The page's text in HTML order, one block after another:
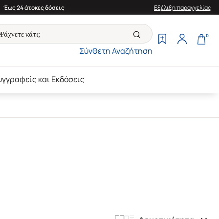
Έως 24 άτοκες δόσεις Εξέλιξη παραγγελίας
Σύνθετη Αναζήτηση
0
και Εκδόσεις